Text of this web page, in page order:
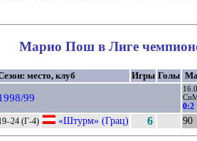
Марио Пош в Лиге
место, клуб Игры Голы
99
0:2
(Г-4) «Штурм» (Грац) 6 90